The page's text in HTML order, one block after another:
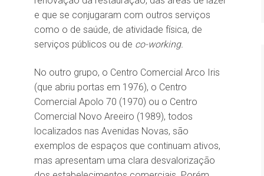
e que se conjugaram com outros serviços
como o de saúde, de atividade física, de
serviços públicos ou de co-working.
No outro grupo, o Centro Comercial Arco Iris
(que abriu portas em 1976), o Centro
Comercial Apolo 70 (1970) ou o Centro
Comercial Novo Areeiro (1989), todos
localizados nas Avenidas Novas, são
exemplos de espaços que continuam ativos,
mas apresentam uma clara desvalorização